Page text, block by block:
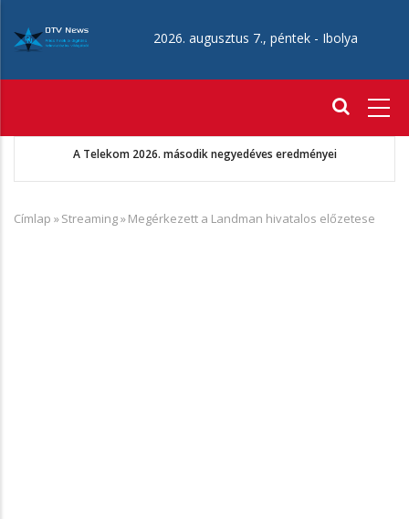
tartalomra
2026. augusztus 7., péntek - Ibolya
Augusztus 22-én érkezik az Aang avatár: Az utolsó léghajlító
Morzsa
Címlap »Streaming»Megérkezett a Landman hivatalos előzetese